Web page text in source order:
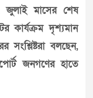
জুলাই মাসের শেষ
কার্যক্রম দৃশ্যমান
সংশ্লিষ্টরা বলছেন,
জনগণের হাতে